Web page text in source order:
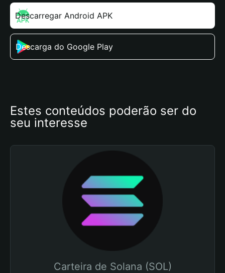
Descarregar Android APK
Descarga do Google Play
Estes conteúdos poderão ser do
seu interesse
Carteira de Solana (SOL)